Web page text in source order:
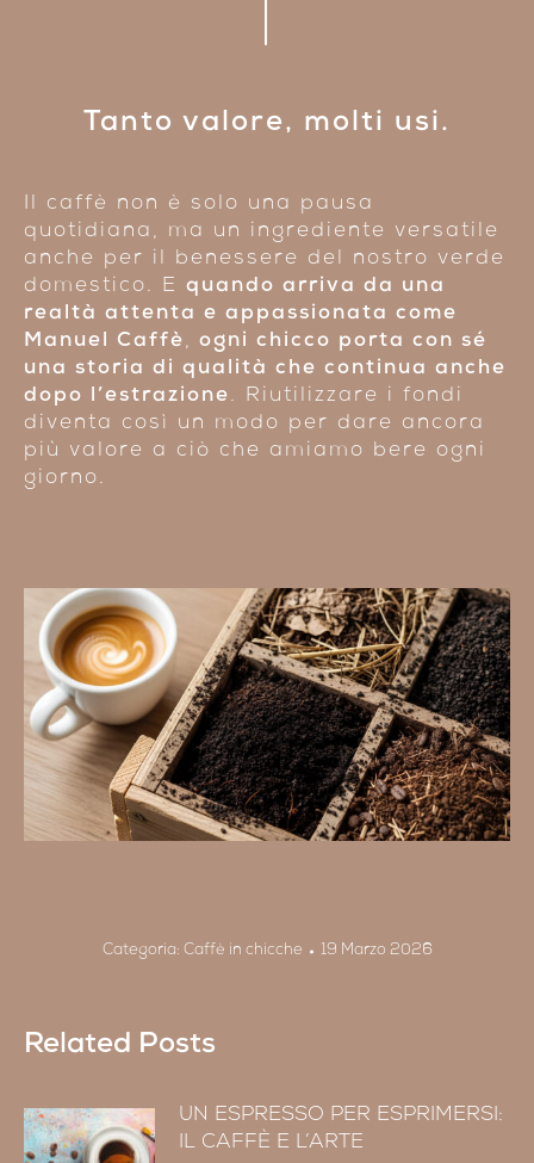
Tanto valore, molti usi.
Il caffè non è solo una pausa
quotidiana, ma un ingrediente versatile
anche per il benessere del nostro verde
domestico. E quando arriva da una
realtà attenta e appassionata come
Manuel Caffè, ogni chicco porta con sé
una storia di qualità che continua anche
dopo l’estrazione. Riutilizzare i fondi
diventa così un modo per dare ancora
più valore a ciò che amiamo bere ogni
giorno.
Categoria: Caffè in chicche 19 Marzo 2026
Related Posts
UN ESPRESSO PER ESPRIMERSI:
IL CAFFÈ E L’ARTE